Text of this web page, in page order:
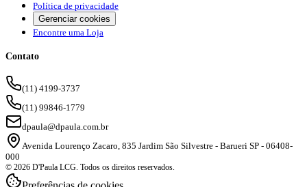
Política de privacidade
Gerenciar cookies
Encontre uma Loja
Contato
(11) 4199-3737
(11) 99846-1779
dpaula@dpaula.com.br
Avenida Lourenço Zacaro, 835 Jardim São Silvestre - Barueri SP - 06408-
000
© 2026 D'Paula LCG. Todos os direitos reservados.